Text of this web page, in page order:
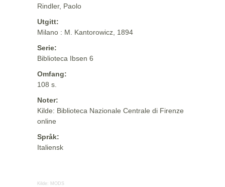
Rindler, Paolo
Utgitt:
Milano : M. Kantorowicz, 1894
Serie:
Biblioteca Ibsen 6
Omfang:
108 s.
Noter:
Kilde: Biblioteca Nazionale Centrale di Firenze
online
Språk:
Italiensk
Kilde: MODS